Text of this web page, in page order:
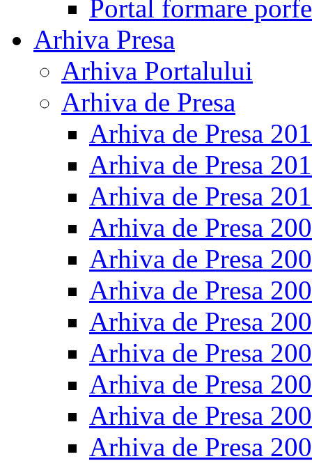
Portal formare
Arhiva Presa
Arhiva Portalului
Arhiva de Presa
Arhiva de Presa
Arhiva de Presa
Arhiva de Presa
Arhiva de Presa
Arhiva de Presa
Arhiva de Presa
Arhiva de Presa
Arhiva de Presa
Arhiva de Presa
Arhiva de Presa
Arhiva de Presa